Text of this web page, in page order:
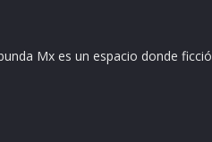
Mx es un espacio donde